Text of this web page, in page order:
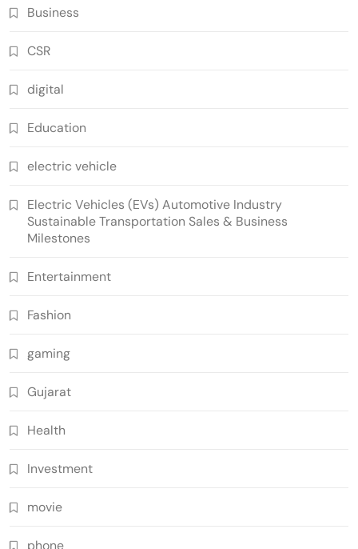
Business
CSR
digital
Education
electric vehicle
Electric Vehicles (EVs) Automotive Industry
Sustainable Transportation Sales & Business
Milestones
Entertainment
Fashion
gaming
Gujarat
Health
Investment
movie
phone